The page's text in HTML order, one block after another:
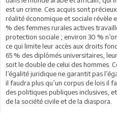
est un crime. Ces acquis sont
réalité économique et sociale révèle
% des femmes rurales actives
protection sociale ; environ 30 %
ce qui limite leur accès aux droits
65 % des diplômés universitaires,
soit le double de celui des hommes.
l’égalité juridique ne garantit pas
il faudra plus qu’un corpus de lois il
des politiques publiques inclusives,
de la société civile et de la diaspora.